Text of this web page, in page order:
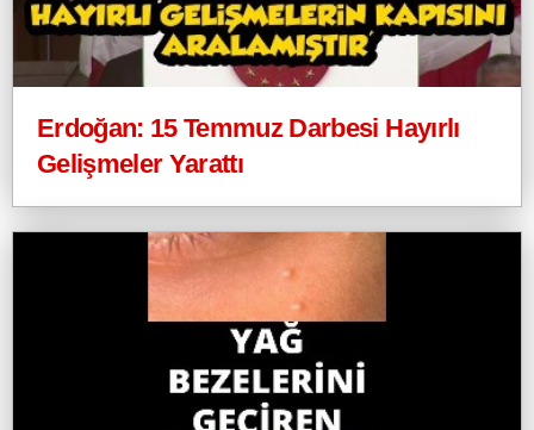
Erdoğan: 15 Temmuz Darbesi Hayırlı
Gelişmeler Yarattı